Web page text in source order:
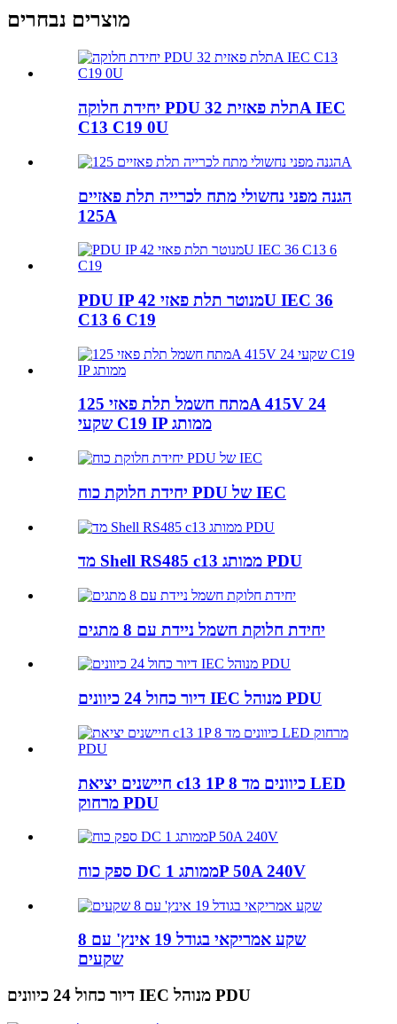
מוצרים נבחרים
יחידת חלוקה PDU תלת פאזית 32A IEC
C13 C19 0U
הגנה מפני נחשולי מתח לכרייה תלת פאזיים
125A
C13 6 C19
מתח חשמל תלת פאזי 125A 415V 24
שקעי C19 IP ממותג
יחידת חלוקת כוח PDU של IEC
מד Shell RS485 c13 ממותג PDU
יחידת חלוקת חשמל ניידת עם 8 מתגים
דיור כחול 24 כיוונים IEC מנוהל PDU
חיישנים יציאת c13 1P 8 כיוונים מד LED
מרחוק PDU
ספק כוח DC ממותג 1P 50A 240V
שקע אמריקאי בגודל 19 אינץ' עם 8
שקעים
דיור כחול 24 כיוונים IEC מנוהל PDU